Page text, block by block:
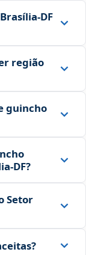
região
guincho
Setor